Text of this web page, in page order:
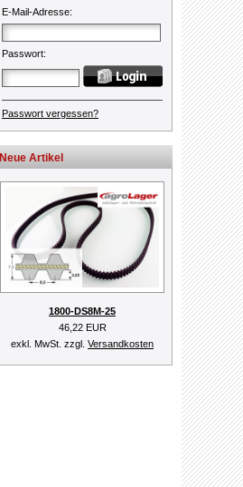
E-Mail-Adresse:
Passwort:
Passwort vergessen?
Neue Artikel
1800-DS8M-25
46,22 EUR
exkl. MwSt. zzgl. Versandkosten